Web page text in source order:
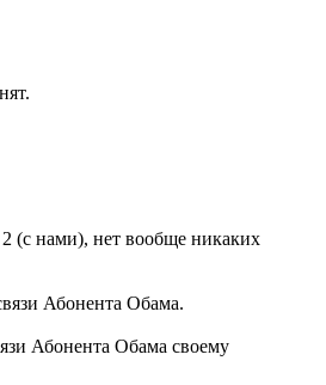
(с нами), нет вообще никаких
Абонента Обама.
Абонента Обама своему